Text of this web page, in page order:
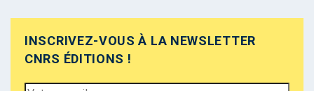
INSCRIVEZ-VOUS À LA NEWSLETTER
CNRS ÉDITIONS !